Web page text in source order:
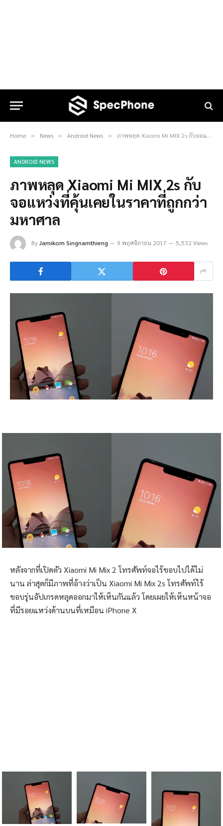
Home » News » Android News » ภาพหลุด Xiaomi Mi MIX 2s กับจอแหว่งที่คุ้นเคยในราคาที่ถูกกว่ามหาศาล
ANDROID NEWS
ภาพหลุด Xiaomi Mi MIX 2s กับ
จอแหว่งที่คุ้นเคยในราคาที่ถูกกว่า
มหาศาล
ByJamikorn Singnamthieng 9 พฤศจิกายน 2017 5,532 Views
หลังจากที่เปิดตัว Xiaomi Mi Mix 2 โทรศัพท์จอไร้ขอบไปได้ไม่
นาน ล่าสุดก็มีภาพที่อ้างว่าเป็น Xiaomi Mi Mix 2s โทรศัพท์ไร้
ขอบรุ่นอัปเกรดหลุดออกมาให้เห็นกันแล้ว โดยเผยให้เห็นหน้าจอ
ที่มีรอยแหว่งด้านบนที่เหมือน iPhone X